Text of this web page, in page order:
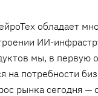
обладает
ИИ-
мы, в первую
на потребности
рынка сегодня —